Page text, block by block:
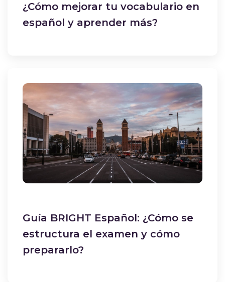
¿Cómo mejorar tu vocabulario en
español y aprender más?
Guía BRIGHT Español: ¿Cómo se
estructura el examen y cómo
prepararlo?